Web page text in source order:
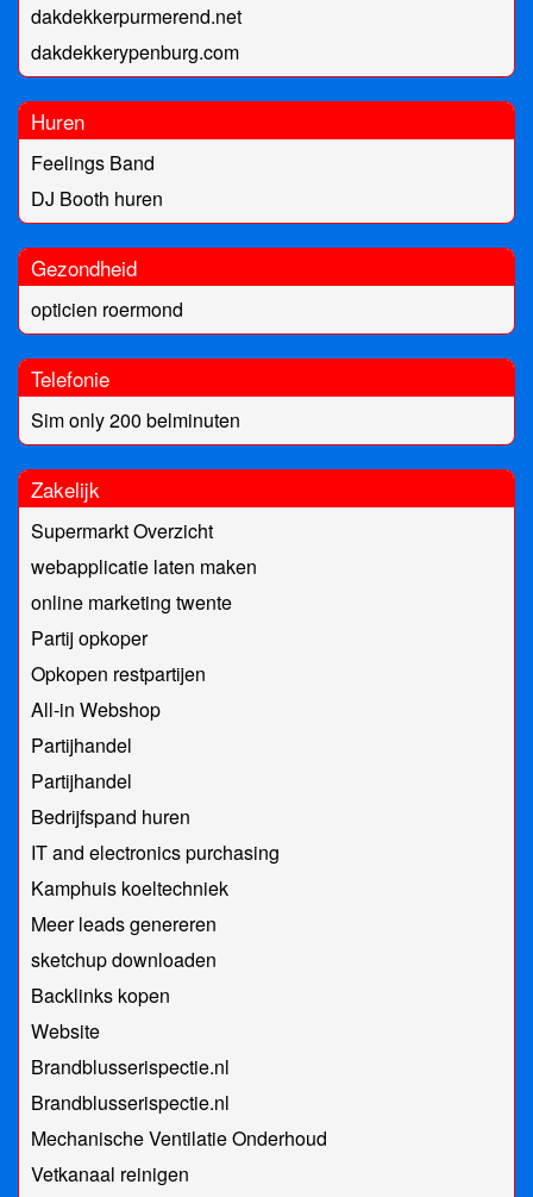
dakdekkerpurmerend.net
dakdekkerypenburg.com
Huren
Feelings Band
DJ Booth huren
Gezondheid
opticien roermond
Telefonie
Sim only 200 belminuten
Zakelijk
Supermarkt Overzicht
webapplicatie laten maken
online marketing twente
Partij opkoper
Opkopen restpartijen
All-in Webshop
Partijhandel
Partijhandel
Bedrijfspand huren
IT and electronics purchasing
Kamphuis koeltechniek
Meer leads genereren
sketchup downloaden
Backlinks kopen
Website
Brandblusserispectie.nl
Brandblusserispectie.nl
Mechanische Ventilatie Onderhoud
Vetkanaal reinigen